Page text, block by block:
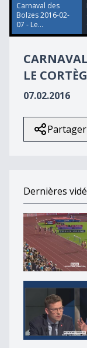
33
seconds
Carnaval des
Bolzes 2016-02-
07 - Le...
LE
07.02.2016
Partager
Dernières